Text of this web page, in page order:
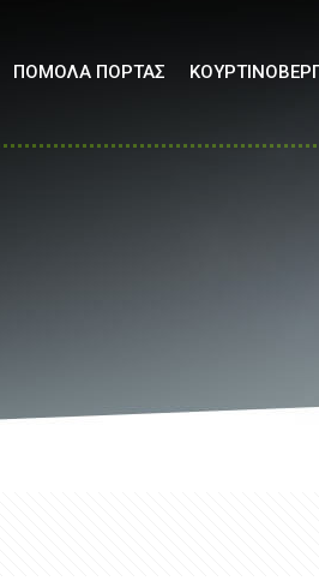
ΠΟΜΟΛΑ ΠΟΡΤΑΣ